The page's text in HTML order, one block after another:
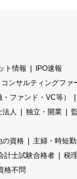
ト情報
IPO速報
コンサルティングファ
ファンド・VC等）
人
独立・開業
の資格
主婦・時短
計士試験合格者 税
格不問